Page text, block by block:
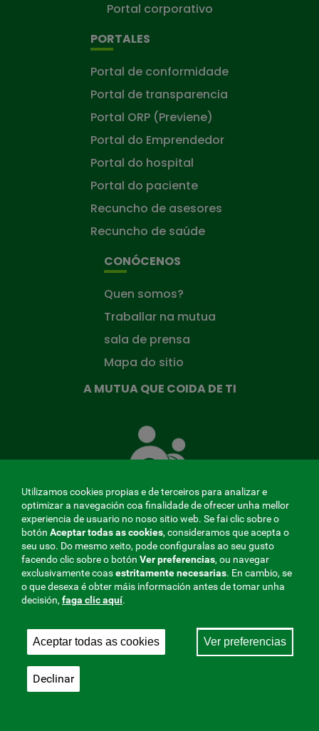
Portal corporativo
PORTALES
Portal de conformidade
Portal de transparencia
Portal ORP (Previene)
Portal do Emprendedor
Portal do hospital
Portal do paciente
Recuncho de asesores
Recuncho de saúde
CONÓCENOS
Quen somos?
Traballar na mutua
sala de prensa
Mapa do sitio
A MUTUA QUE COIDA DE TI
Mutua
que
MENÚ
REDES
SOCIALES
V20
Aviso legal|Privacidade
Mutua Colaboradora coa Seguridade Social, 275.
Utilizamos cookies propias e de terceiros para analizar e
optimizar a navegación coa finalidade de ofrecer unha mellor
experiencia de usuario no noso sitio web. Se fai clic sobre o
botón Aceptar todas as cookies, consideramos que acepta o
seu uso. Do mesmo xeito, pode configuralas ao seu gusto
facendo clic sobre o botón Ver preferencias, ou navegar
exclusivamente coasestritamentenecesarias. En cambio, se
o que desexa é obter máis información antes de tomar unha
decisión, faga clic aquí.
Aceptar todas as cookies Ver preferencias
Declinar